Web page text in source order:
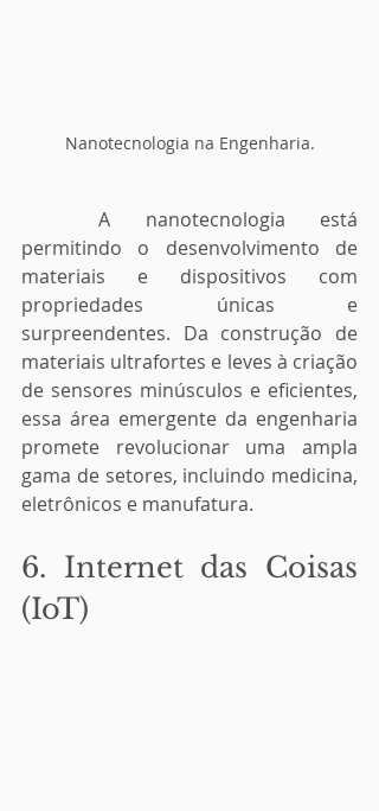
Nanotecnologia na Engenharia.
	A nanotecnologia está
permitindo o desenvolvimento de
materiais e dispositivos com
propriedades únicas e
surpreendentes. Da construção de
materiais ultrafortes e leves à criação
de sensores minúsculos e eficientes,
essa área emergente da engenharia
promete revolucionar uma ampla
gama de setores, incluindo medicina,
eletrônicos e manufatura.
6. Internet das Coisas
(IoT)